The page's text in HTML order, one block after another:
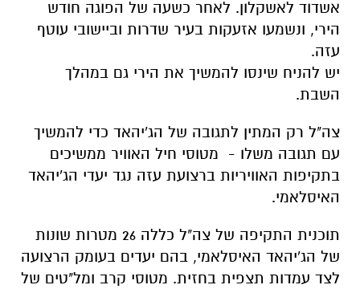
אשדוד לאשקלון. לאחר כשעה של הפוגה חודש
הירי, ונשמעו אזעקות בעיר שדרות וביישובי עוטף
עזה.
יש להניח שינסו להמשיך את הירי גם במהלך
השבת.
צה"ל רק המתין לתגובה של הג'יהאד כדי להמשיך
עם תגובה משלו - מטוסי חיל האוויר ממשיכים
בתקיפות האוויריות ברצועת עזה נגד יעדי הג'יהאד
האיסלאמי.
תוכנית התקיפה של צה"ל כללה 26 מטרות שונות
של הג'יהאד האיסלאמי, בהם יעדים בעומק הרצועה
לצד עמדות תצפית בחזית. מטוסי קרב ומל"טים של